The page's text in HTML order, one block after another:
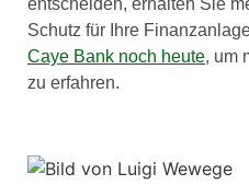
Schutz für Ihre
Caye Bank noch heute, um
zu erfahren.